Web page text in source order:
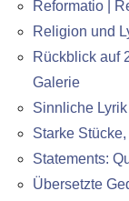
Reformatio |
Religion und
Rückblick auf
Galerie
Sinnliche Lyrik
Starke
Statements:
Übersetzte